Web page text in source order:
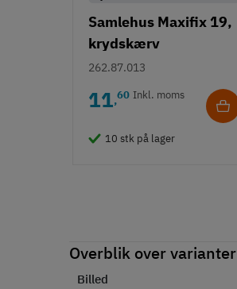
Samlehus Maxifix 19,
krydskærv
262.87.013
11,60 Inkl. moms
10 stk på lager
Overblik over varianter
Billed